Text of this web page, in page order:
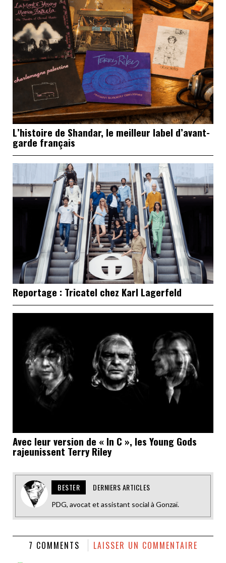
L’histoire de Shandar, le meilleur label d’avant-
garde français
Reportage : Tricatel chez Karl Lagerfeld
Avec leur version de « In C », les Young Gods
rajeunissent Terry Riley
BESTER DERNIERS ARTICLES
PDG, avocat et assistant social à Gonzaï.
7 COMMENTS LAISSER UN COMMENTAIRE